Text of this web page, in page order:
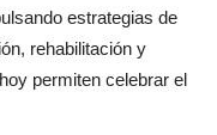
estrategias de
rehabilitación y
permiten celebrar el